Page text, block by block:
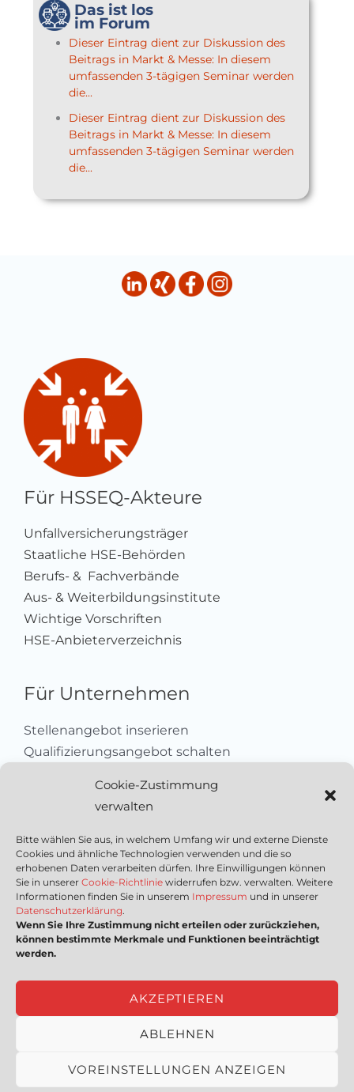
Cookie-Zustimmung
verwalten
Bitte wählen Sie aus, in welchem Umfang wir und externe Dienste
Cookies und ähnliche Technologien verwenden und die so
erhobenen Daten verarbeiten dürfen. Ihre Einwilligungen können
Sie in unserer Cookie-Richtlinie widerrufen bzw. verwalten. Weitere
Informationen finden Sie in unserem Impressum und in unserer
Datenschutzerklärung.
Wenn Sie Ihre Zustimmung nicht erteilen oder zurückziehen,
können bestimmte Merkmale und Funktionen beeinträchtigt
werden.
AKZEPTIEREN
ABLEHNEN
VOREINSTELLUNGEN ANZEIGEN
Das ist los
im Forum
Dieser Eintrag dient zur Diskussion des
Beitrags in Markt & Messe: In diesem
umfassenden 3-tägigen Seminar werden
die...
Dieser Eintrag dient zur Diskussion des
Beitrags in Markt & Messe: In diesem
umfassenden 3-tägigen Seminar werden
die...
Für HSSEQ-Akteure
Unfallversicherungsträger
Staatliche HSE-Behörden
Berufs- & Fachverbände
Aus- & Weiterbildungsinstitute
Wichtige Vorschriften
HSE-Anbieterverzeichnis
Für Unternehmen
Stellenangebot inserieren
Qualifizierungsangebot schalten
Wichtige Links
Mediadaten
Impressum
Cookie-Richtlinie (EU)